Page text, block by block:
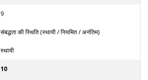
9
संबद्धता की स्थिति (स्थायी / नियमित / अनंतिम)
स्थायी
10